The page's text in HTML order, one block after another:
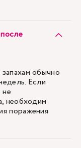
обычно
Если
необходим
поражения